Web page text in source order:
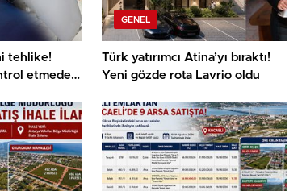
tehlike!
etmeden
GENEL
Türk yatırımcı Atina’yı bıraktı!
Yeni gözde rota Lavrio oldu